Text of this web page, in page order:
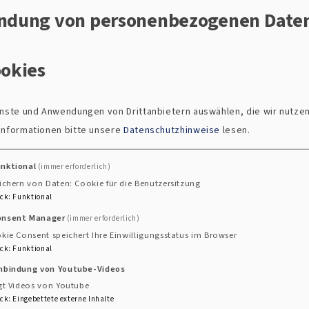
für Dienstfahrten zum
der vom Landeskirchenamt
Formulare aus dem Intranet zu verwenden. Sie
Pfarrerinnen und Pfarrer im Gemeindedienst zur
und Religionspädagogen
die ausschließlich im Religionsunterricht
Formulare
– Regelung ab August 2019:
von einem Jahr geltend zu machen (Nr. 4.3 der
von personenbezogenen
und Anwendungen von Drittanbietern auswählen, die wir
bitte unsere Datenschutzhinweise lesen.
(immer erforderlich)
von Daten: Cookie für die Benutzersitzung
: Funktional
Manager (immer erforderlich)
Consent speichert Ihre Einwilligungsstatus im Browser
: Funktional
von Youtube-Videos
Videos von Youtube
: Eingebettete externe Inhalte